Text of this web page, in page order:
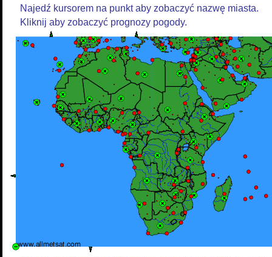
Najedź kursorem na punkt aby zobaczyć nazwę miasta.
Kliknij aby zobaczyć prognozy pogody.